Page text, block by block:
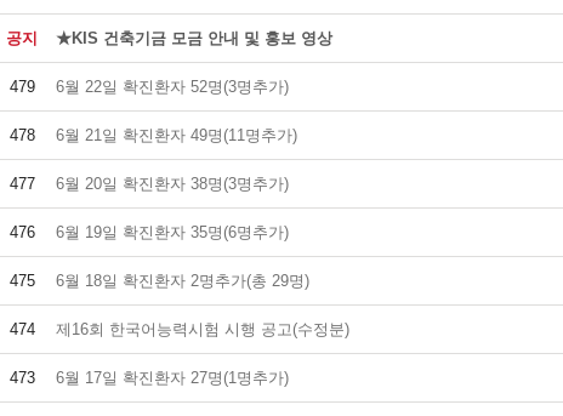
공지 ★KIS 건축기금 모금 안내 및 홍보 영상
479 6월 22일 확진환자 52명(3명추가)
478 6월 21일 확진환자 49명(11명추가)
477 6월 20일 확진환자 38명(3명추가)
476 6월 19일 확진환자 35명(6명추가)
475 6월 18일 확진환자 2명추가(총 29명)
474 제16회 한국어능력시험 시행 공고(수정분)
473 6월 17일 확진환자 27명(1명추가)